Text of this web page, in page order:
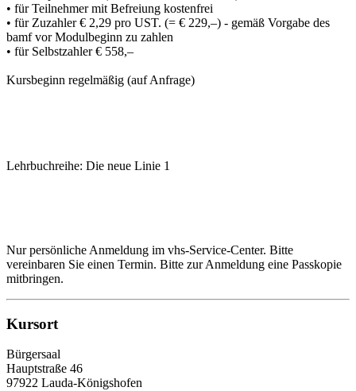
• für Teilnehmer mit Befreiung kostenfrei
• für Zuzahler € 2,29 pro UST. (= € 229,–) - gemäß Vorgabe des
bamf vor Modulbeginn zu zahlen
• für Selbstzahler € 558,–
Kursbeginn regelmäßig (auf Anfrage)
Lehrbuchreihe: Die neue Linie 1
Nur persönliche Anmeldung im vhs-Service-Center. Bitte
vereinbaren Sie einen Termin. Bitte zur Anmeldung eine Passkopie
mitbringen.
Kursort
Bürgersaal
Hauptstraße 46
97922 Lauda-Königshofen